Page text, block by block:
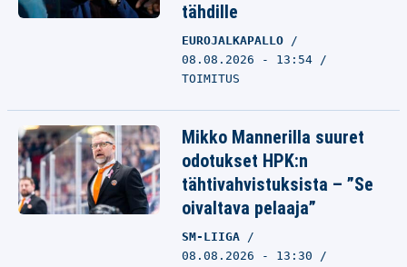
tähdille
EUROJALKAPALLO
08.08.2026 - 13:54
TOIMITUS
Mikko Mannerilla suuret
odotukset HPK:n
tähtivahvistuksista – ”Se
oivaltava pelaaja”
SM-LIIGA
08.08.2026 - 13:30